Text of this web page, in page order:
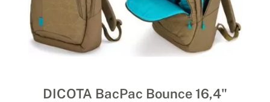
DICOTA BacPac Bounce 16,4"